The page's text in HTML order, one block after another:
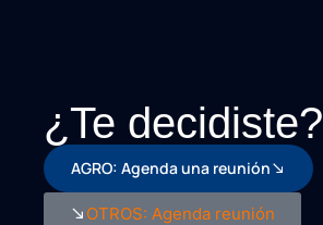
¿Te decidiste?
AGRO: Agenda una reunión
OTROS: Agenda reunión